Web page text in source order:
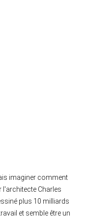
imaginer comment
l'architecte Charles
plus 10 milliards
et semble être un